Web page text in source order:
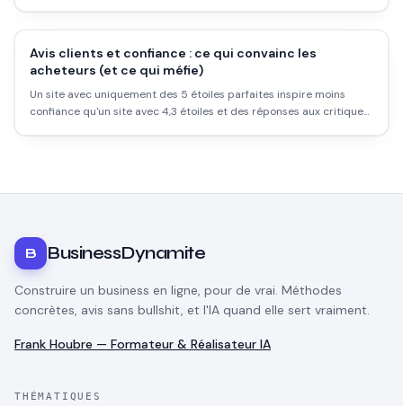
Avis clients et confiance : ce qui convainc les
acheteurs (et ce qui méfie)
Un site avec uniquement des 5 étoiles parfaites inspire moins
confiance qu'un site avec 4,3 étoiles et des réponses aux critiques.
B BusinessDynamite
Construire un business en ligne, pour de vrai. Méthodes
concrètes, avis sans bullshit, et l'IA quand elle sert vraiment.
Frank Houbre — Formateur & Réalisateur IA
THÉMATIQUES